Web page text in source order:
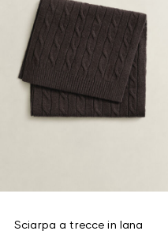
Sciarpa a trecce in lana